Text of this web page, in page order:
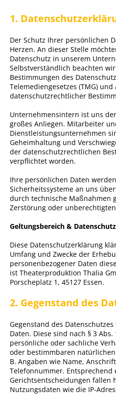
1.
Der Schutz Ihrer persönlichen
Herzen. An dieser Stelle
Datenschutz in unserem
Selbstverständlich beachten
Bestimmungen des
Telemediengesetzes (TMG)
datenschutzrechtlicher
Unternehmensintern ist uns
großes Anliegen. Mitarbeiter
Dienstleistungsunternehmen
Geheimhaltung und
der datenschutzrechtlichen
verpflichtet worden.
Ihre persönlichen Daten
Sicherheitssysteme an uns
durch technische Maßnahmen
Zerstörung oder
Geltungsbereich &
Diese Datenschutzerklärung
Umfang und Zwecke der
personenbezogener Daten
ist Theaterproduktion Thalia
Porscheplatz 1, 45127 Essen.
2. Gegenstand des
Gegenstand des
Daten. Diese sind nach § 3
persönliche oder sachliche
oder bestimmbaren
B. Angaben wie Name,
Telefonnummer. Entsprechend
Gerichtsentscheidungen fallen
Nutzungsdaten wie die IP-